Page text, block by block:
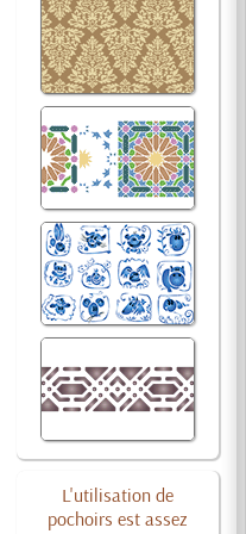
L'utilisation de
pochoirs est assez